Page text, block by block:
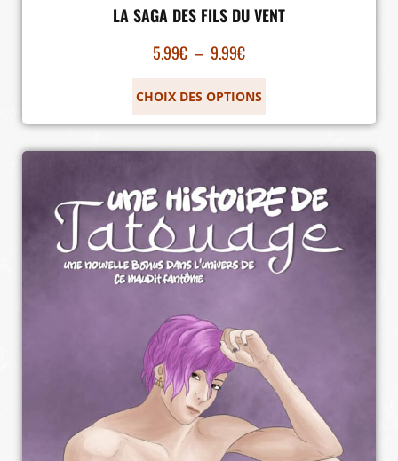
LA SAGA DES FILS DU VENT
5.99€ – 9.99€
CHOIX DES OPTIONS